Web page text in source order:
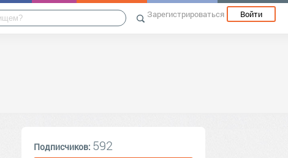
Зарегистрироваться Войти
Подписчиков: 592